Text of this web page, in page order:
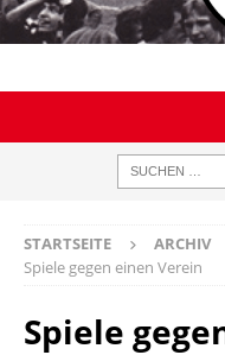
STARTSEITE ARCHIV
Spiele gegen einen Verein
Spiele